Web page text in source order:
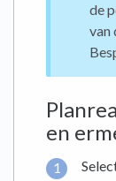
de
van
en